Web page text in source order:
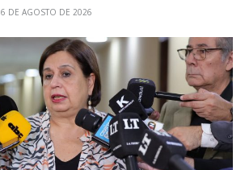
6 DE AGOSTO DE 2026